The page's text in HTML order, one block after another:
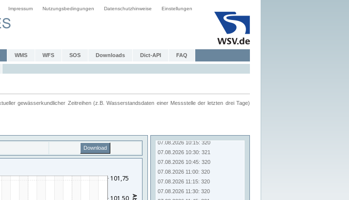
Impressum Nutzungsbedingungen Datenschutzhinweise Einstellungen
WMS WFS SOS Downloads Dict-API FAQ
gewässerkundlicher Zeitreihen (z.B. Wasserstandsdaten einer Messstelle der letzten drei Tage)